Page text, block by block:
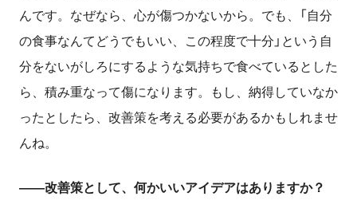
んです。なぜなら、心が傷つかないから。でも、「自分
の食事なんてどうでもいい、この程度で十分」という自
分をないがしろにするような気持ちで食べているとした
ら、積み重なって傷になります。もし、納得していなか
ったとしたら、改善策を考える必要があるかもしれませ
んね。
――改善策として、何かいいアイデアはありますか？